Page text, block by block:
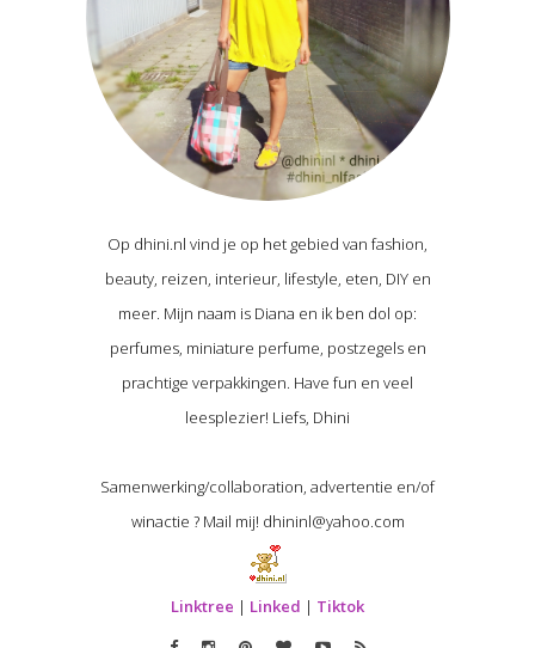
Op dhini.nl vind je op het gebied van fashion,
beauty, reizen, interieur, lifestyle, eten, DIY en
meer. Mijn naam is Diana en ik ben dol op:
perfumes, miniature perfume, postzegels en
prachtige verpakkingen. Have fun en veel
leesplezier! Liefs, Dhini
Samenwerking/collaboration, advertentie en/of
winactie ? Mail mij! dhininl@yahoo.com
Linktree | Linked | Tiktok